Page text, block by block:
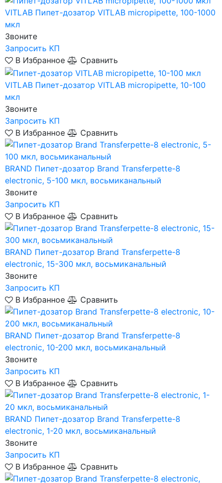
VITLAB Пипет-дозатор VITLAB micropipette, 100-1000
мкл
Звоните
Запросить КП
В Избранное
Сравнить
VITLAB Пипет-дозатор VITLAB micropipette, 10-100
мкл
Звоните
Запросить КП
В Избранное
Сравнить
BRAND Пипет-дозатор Brand Transferpette-8
electronic, 5-100 мкл, восьмиканальный
Звоните
Запросить КП
В Избранное
Сравнить
BRAND Пипет-дозатор Brand Transferpette-8
electronic, 15-300 мкл, восьмиканальный
Звоните
Запросить КП
В Избранное
Сравнить
BRAND Пипет-дозатор Brand Transferpette-8
electronic, 10-200 мкл, восьмиканальный
Звоните
Запросить КП
В Избранное
Сравнить
BRAND Пипет-дозатор Brand Transferpette-8
electronic, 1-20 мкл, восьмиканальный
Звоните
Запросить КП
В Избранное
Сравнить